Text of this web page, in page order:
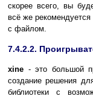
скорее всего, вы
всё же
с файлом.
7.4.2.2.
xine - это большой
создание решения
библиотеки с